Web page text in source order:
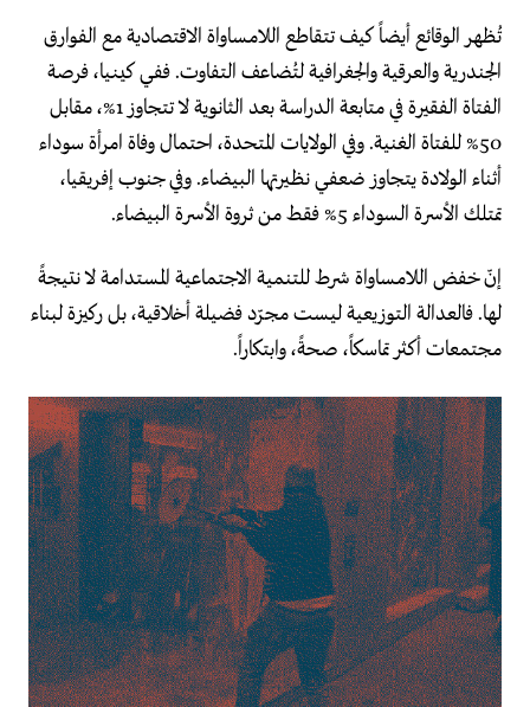
تُظهر الوقائع أيضاً كيف تتقاطع اللامساواة الاقتصادية مع الفوارق
الجندرية والعرقية والجغرافية لتُضاعف التفاوت. ففي كينيا، فرصة
الفتاة الفقيرة في متابعة الدراسة بعد الثانوية لا تتجاوز 1%، مقابل
50% للفتاة الغنية. وفي الولايات المتحدة، احتمال وفاة امرأة سوداء
أثناء الولادة يتجاوز ضعفي نظيرتها البيضاء. وفي جنوب إفريقيا،
تمتلك الأسرة السوداء 5% فقط من ثروة الأسرة البيضاء.
إنّ خفض اللامساواة شرط للتنمية الاجتماعية المستدامة لا نتيجةً
لها. فالعدالة التوزيعية ليست مجرّد فضيلة أخلاقية، بل ركيزة لبناء
مجتمعات أكثر تماسكاً، صحةً، وابتكاراً.